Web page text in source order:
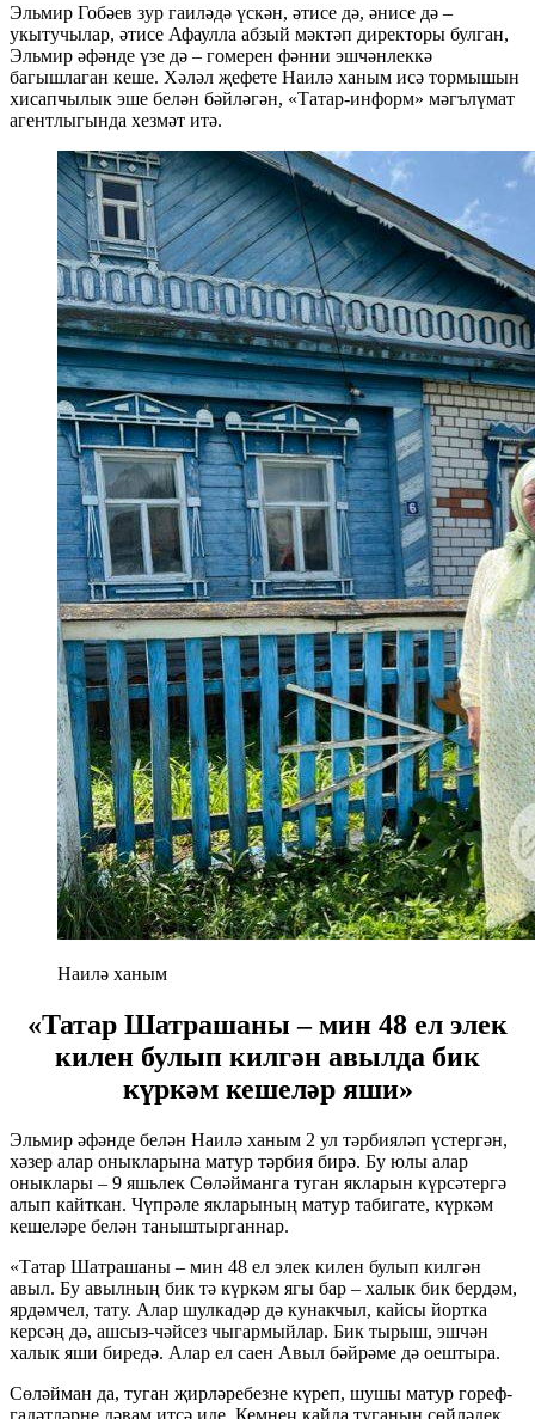
Эльмир Гобәев зур гаиләдә үскән, әтисе дә, әнисе дә –
укытучылар, әтисе Афаулла абзый мәктәп директоры булган,
Эльмир әфәнде үзе дә – гомерен фәнни эшчәнлеккә
багышлаган кеше. Хәләл җефете Наилә ханым исә тормышын
хисапчылык эше белән бәйләгән, «Татар-информ» мәгълүмат
агентлыгында хезмәт итә.
Наилә ханым
«Татар Шатрашаны – мин 48 ел элек
килен булып килгән авылда бик
күркәм кешеләр яши»
Эльмир әфәнде белән Наилә ханым 2 ул тәрбияләп үстергән,
хәзер алар оныкларына матур тәрбия бирә. Бу юлы алар
оныклары – 9 яшьлек Сөләйманга туган якларын күрсәтергә
алып кайткан. Чүпрәле якларының матур табигате, күркәм
кешеләре белән таныштырганнар.
«Татар Шатрашаны – мин 48 ел элек килен булып килгән
авыл. Бу авылның бик тә күркәм ягы бар – халык бик бердәм,
ярдәмчел, тату. Алар шулкадәр дә кунакчыл, кайсы йортка
керсәң дә, ашсыз-чәйсез чыгармыйлар. Бик тырыш, эшчән
халык яши биредә. Алар ел саен Авыл бәйрәме дә оештыра.
Сөләйман да, туган җирләребезне күреп, шушы матур гореф-
гадәтләрне дәвам итсә иде. Кемнең кайда туганын сөйләдек,